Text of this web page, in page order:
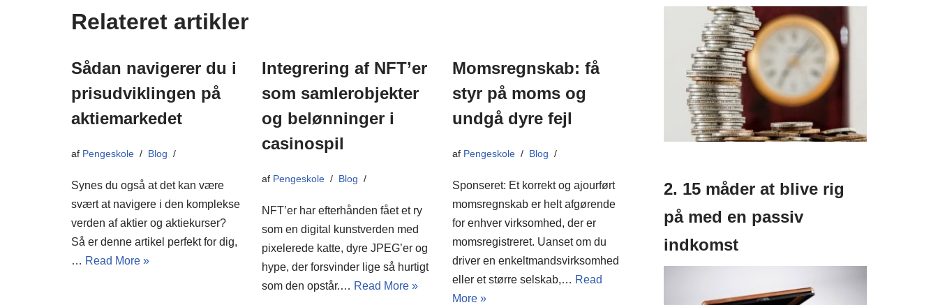
Relateret artikler
Sådan navigerer du i
prisudviklingen på
aktiemarkedet
af Pengeskole Blog
Synes du også at det kan være
svært at navigere i den komplekse
verden af aktier og aktiekurser?
Så er denne artikel perfekt for dig,
… Read More »
Integrering af NFT’er
som samlerobjekter
og belønninger i
casinospil
af Pengeskole Blog
NFT’er har efterhånden fået et ry
som en digital kunstverden med
pixelerede katte, dyre JPEG’er og
hype, der forsvinder lige så hurtigt
som den opstår.… Read More »
Momsregnskab: få
styr på moms og
undgå dyre fejl
af Pengeskole Blog
Sponseret: Et korrekt og ajourført
momsregnskab er helt afgørende
for enhver virksomhed, der er
momsregistreret. Uanset om du
driver en enkeltmandsvirksomhed
eller et større selskab,… Read
More »
2. 15 måder at blive rig
på med en passiv
indkomst